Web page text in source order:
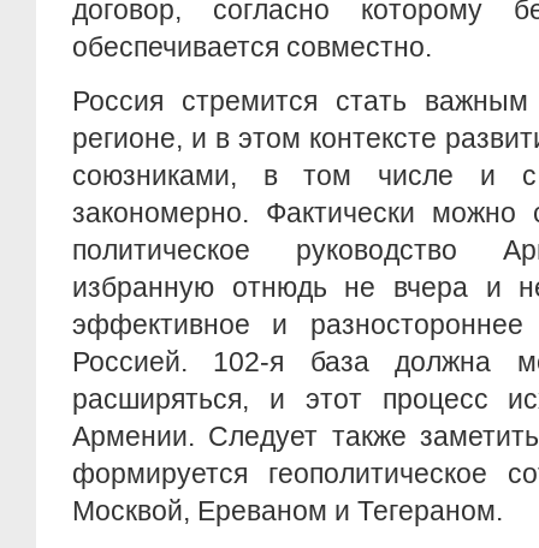
договор, согласно которому
обеспечивается совместно.
Россия стремится стать
регионе, и в этом контексте
союзниками, в том числе и с
закономерно. Фактически можно
политическое руководство
избранную отнюдь не вчера и
эффективное и
Россией. 102-я база должна
расширяться, и этот процесс
Армении. Следует также
формируется геополитическое
Москвой, Ереваном и Тегераном.